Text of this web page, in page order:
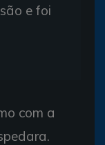
e foi
com a